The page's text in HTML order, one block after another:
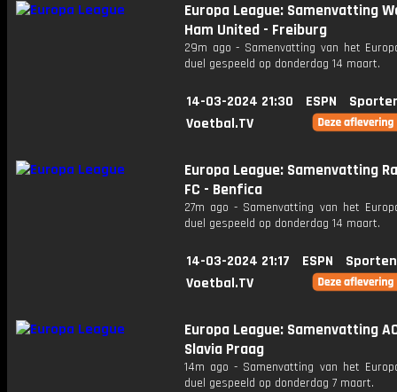
Europa League: Samenvatting
Ham United - Freiburg
29m ago - Samenvatting van het
duel gespeeld op donderdag 14 maart.
14-03-2024 21:30 ESPN
Voetbal.TV
Europa League: Samenvatting
FC - Benfica
27m ago - Samenvatting van het
duel gespeeld op donderdag 14 maart.
14-03-2024 21:17 ESPN
Voetbal.TV
Europa League: Samenvatting
Slavia Praag
14m ago - Samenvatting van het
duel gespeeld op donderdag 7 maart.